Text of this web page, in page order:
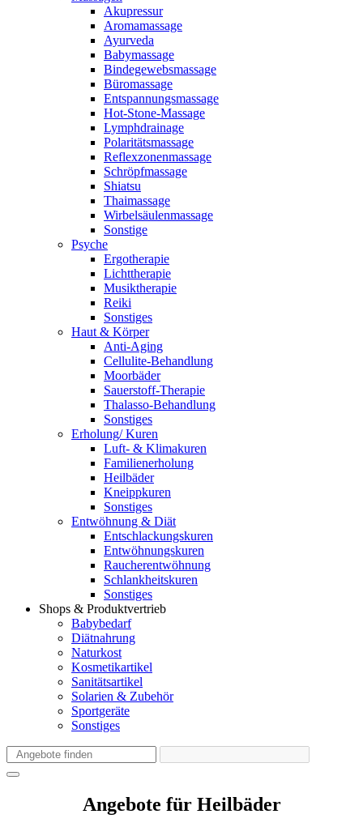
Akupressur
Aromamassage
Ayurveda
Babymassage
Bindegewebsmassage
Büromassage
Entspannungsmassage
Hot-Stone-Massage
Lymphdrainage
Polaritätsmassage
Reflexzonenmassage
Schröpfmassage
Shiatsu
Thaimassage
Wirbelsäulenmassage
Sonstige
Psyche
Ergotherapie
Lichttherapie
Musiktherapie
Reiki
Sonstiges
Haut & Körper
Anti-Aging
Cellulite-Behandlung
Moorbäder
Sauerstoff-Therapie
Thalasso-Behandlung
Sonstiges
Erholung/ Kuren
Luft- & Klimakuren
Familienerholung
Heilbäder
Kneippkuren
Sonstiges
Entwöhnung & Diät
Entschlackungskuren
Entwöhnungskuren
Raucherentwöhnung
Schlankheitskuren
Sonstiges
Shops & Produktvertrieb
Babybedarf
Diätnahrung
Naturkost
Kosmetikartikel
Sanitätsartikel
Solarien & Zubehör
Sportgeräte
Sonstiges
Angebote für Heilbäder